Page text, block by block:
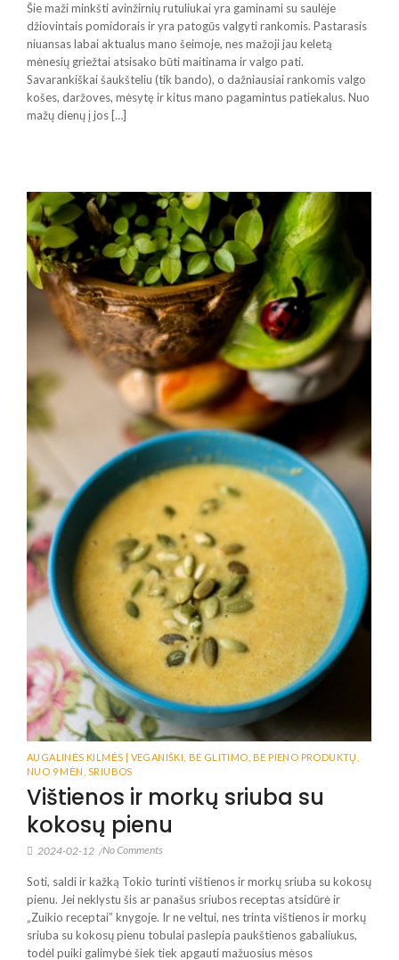
Šie maži minkšti avinžirnių rutuliukai yra gaminami su saulėje
džiovintais pomidorais ir yra patogūs valgyti rankomis. Pastarasis
niuansas labai aktualus mano šeimoje, nes mažoji jau keletą
mėnesių griežtai atsisako būti maitinama ir valgo pati.
Savarankiškai šaukšteliu (tik bando), o dažniausiai rankomis valgo
košes, daržoves, mėsytę ir kitus mano pagamintus patiekalus. Nuo
mažų dienų į jos […]
AUGALINĖS KILMĖS | VEGANIŠKI BE GLITIMO BE PIENO PRODUKTŲ
NUO 9 MĖN SRIUBOS
Vištienos ir morkų sriuba su
kokosų pienu
2024-02-12 /No Comments
Soti, saldi ir kažką Tokio turinti vištienos ir morkų sriuba su kokosų
pienu. Jei neklystu šis ar panašus sriubos receptas atsidūrė ir
„Zuikio receptai” knygoje. Ir ne veltui, nes trinta vištienos ir morkų
sriuba su kokosų pienu tobulai paslepia paukštienos gabaliukus,
todėl puiki galimybė šiek tiek apgauti mažuosius mėsos